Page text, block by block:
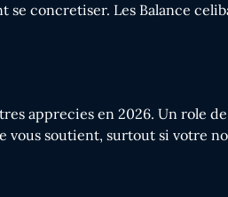
concretiser. Les Balance
apprecies en 2026. Un role
soutient, surtout si votre